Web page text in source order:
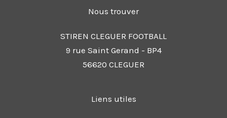
Nous trouver
STIREN CLEGUER FOOTBALL
9 rue Saint Gerand - BP4
56620 CLEGUER
Liens utiles